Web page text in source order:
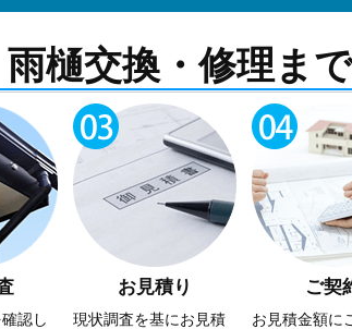
雨樋交換・修理ま
認し
お見積り
現状調査を基にお見積
ご契
お見積金額に